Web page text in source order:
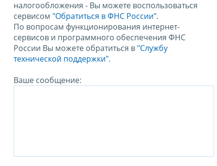
налогообложения - Вы можете воспользоваться
сервисом "Обратиться в ФНС России".
По вопросам функционирования интернет-
сервисов и программного обеспечения ФНС
России Вы можете обратиться в "Службу
технической поддержки".
Ваше сообщение: